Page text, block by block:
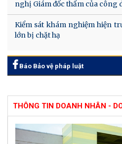
nghị Giám đốc thẩm của công
Kiểm sát khám nghiệm hiện
lớn bị chặt hạ
Báo Bảo vệ pháp luật
THÔNG TIN DOANH NHÂN -